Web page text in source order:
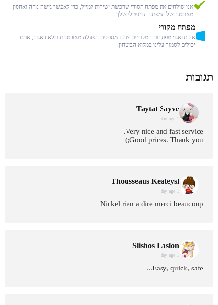
אנו שולחים את מפתח הסודי שרכשת ישירות למייל, כדי לאפשר גישה נוחה ואחסון
מאובטח של המפתח הדיגיטלי שלך.
מפתח מקורי
אל תדאגו: מפתחות המקוריים שלנו מספקים הפעלה מאובטחת וללא דאגות, אתם
יכולים לסמוך עלינו במלוא הביטחון.
תגובות
Taytat Sayve
1 day age
Very nice and fast service.
Good prices. Thank you;)
Thousseaus Keateysl
1 day age
Nickel rien a dire merci beaucoup
Slishos Laslon
1 day age
Easy, quick, safe...